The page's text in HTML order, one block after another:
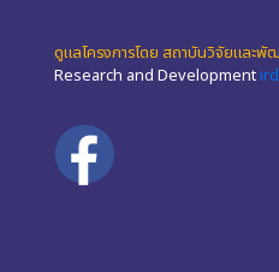
ดูแลโครงการโดย สถาบันวิจัยและพั
Research and Development